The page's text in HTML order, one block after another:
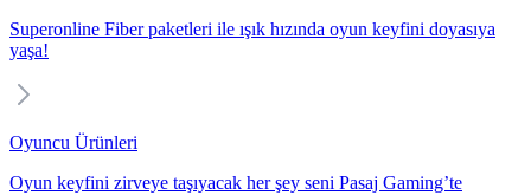
Superonline Fiber paketleri ile ışık hızında oyun keyfini doyasıya
yaşa!
Oyuncu Ürünleri
Oyun keyfini zirveye taşıyacak her şey seni Pasaj Gaming’te